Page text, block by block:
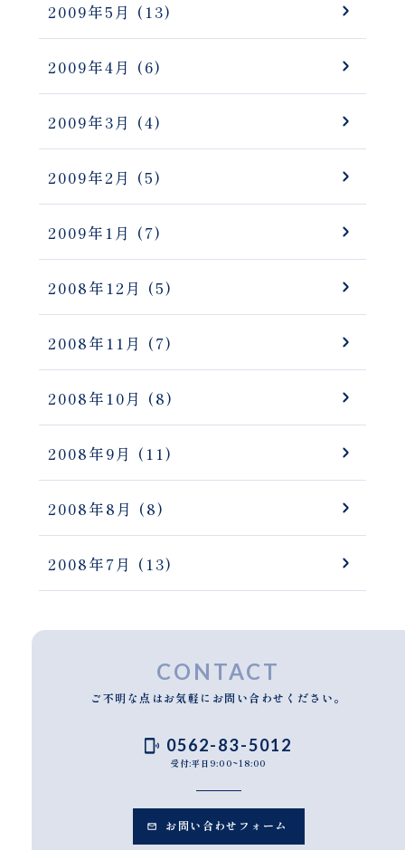
2009年5月 (13)
2009年4月 (6)
2009年3月 (4)
2009年2月 (5)
2009年1月 (7)
2008年12月 (5)
2008年11月 (7)
2008年10月 (8)
2008年9月 (11)
2008年8月 (8)
2008年7月 (13)
CONTACT
ご不明な点はお気軽にお問い合わせください。
0562-83-5012
受付:平日9:00~18:00
お問い合わせフォーム